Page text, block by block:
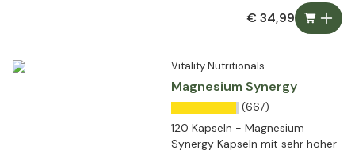
€ 34,99
Vitality Nutritionals
Magnesium Synergy
(667)
120 Kapseln - Magnesium
Synergy Kapseln mit sehr hoher